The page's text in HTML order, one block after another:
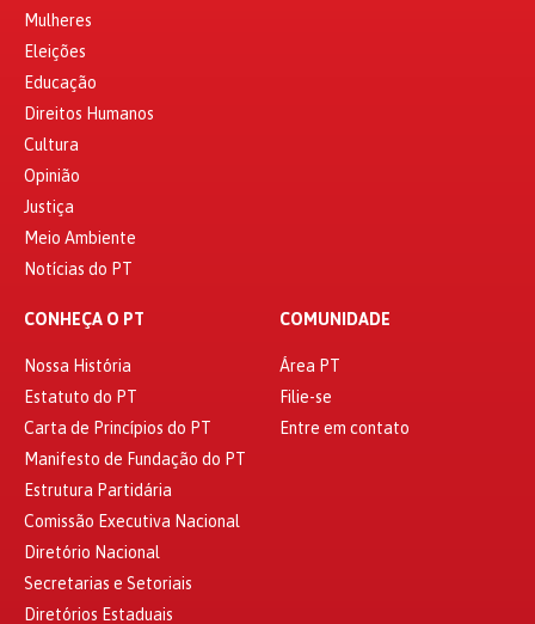
Mulheres
Eleições
Educação
Direitos Humanos
Cultura
Opinião
Justiça
Meio Ambiente
Notícias do PT
CONHEÇA O PT
Nossa História
Estatuto do PT
Carta de Princípios do PT
Manifesto de Fundação do PT
Estrutura Partidária
Comissão Executiva Nacional
Diretório Nacional
Secretarias e Setoriais
Diretórios Estaduais
COMUNIDADE
Área PT
Filie-se
Entre em contato